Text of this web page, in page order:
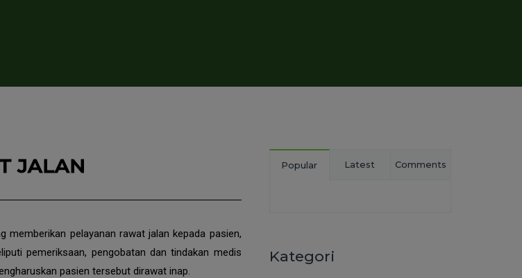
JALAN
pelayanan rawat jalan kepada pasien,
pemeriksaan, pengobatan dan tindakan medis
pasien tersebut dirawat inap.
Popular Latest Comments
Kategori